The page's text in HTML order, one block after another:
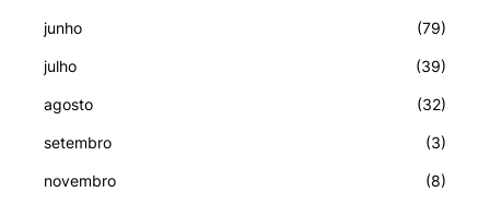
junho (79)
julho (39)
agosto (32)
setembro (3)
novembro (8)